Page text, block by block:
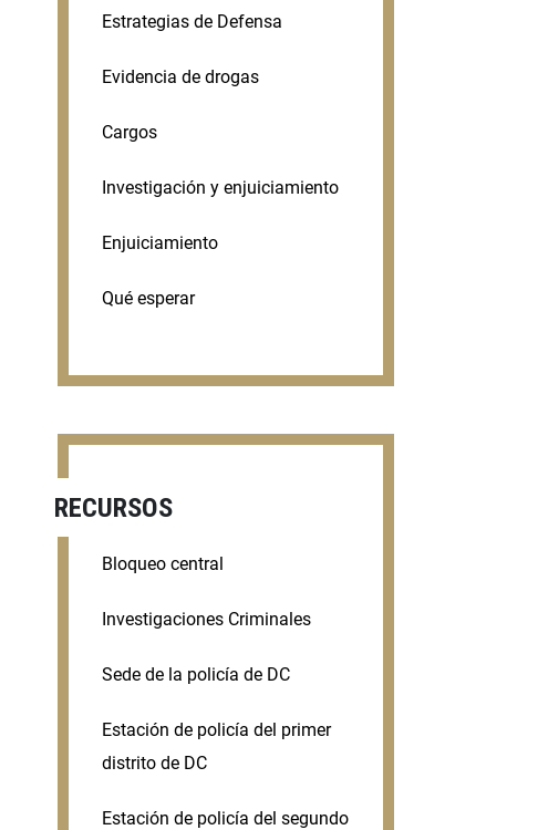
Estrategias de Defensa
Evidencia de drogas
Cargos
Investigación y enjuiciamiento
Enjuiciamiento
Qué esperar
RECURSOS
Bloqueo central
Investigaciones Criminales
Sede de la policía de DC
Estación de policía del primer
distrito de DC
Estación de policía del segundo